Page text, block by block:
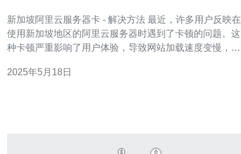
新加坡阿里云服务器卡 - 解决方法 最近，许多用户反映在
使用新加坡地区的阿里云服务器时遇到了卡顿的问题。这
种卡顿严重影响了用户体验，导致网站加载速度变慢，甚
很多，包括网络拥堵、服务器负载过高、配置不当等。在
2025年5月18日